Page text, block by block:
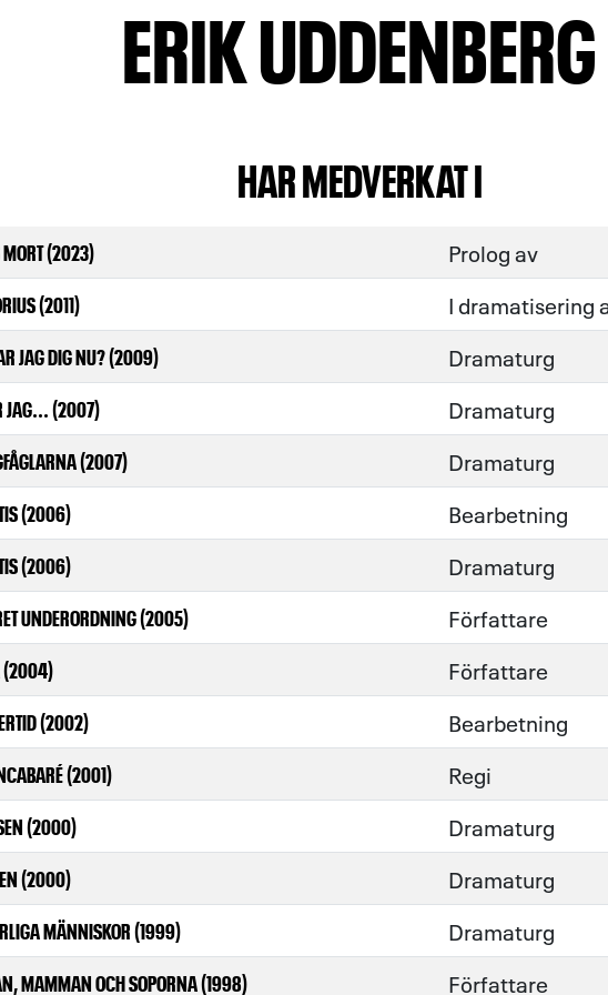
ERIK UDDENBERG
HAR MEDVERKAT I
MORT (2023) Prolog av
(2011) I dramatisering
JAG DIG NU? (2009) Dramaturg
JAG... (2007) Dramaturg
(2007) Dramaturg
(2006) Bearbetning
(2006) Dramaturg
UNDERORDNING (2005) Författare
(2004) Författare
(2002) Bearbetning
(2001) Regi
(2000) Dramaturg
(2000) Dramaturg
MÄNNISKOR (1999) Dramaturg
MAMMAN OCH SOPORNA (1998) Författare